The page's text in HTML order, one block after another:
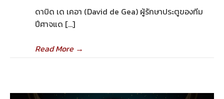
ดาบิด เด เคอา (David de Gea) ผู้รักษาประตูของทีม
ปีศาจแด […]
Read More→